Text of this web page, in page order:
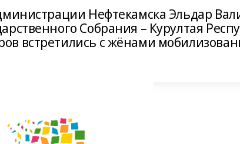
Нефтекамска Эльдар
Собрания – Курултая
встретились с жёнами